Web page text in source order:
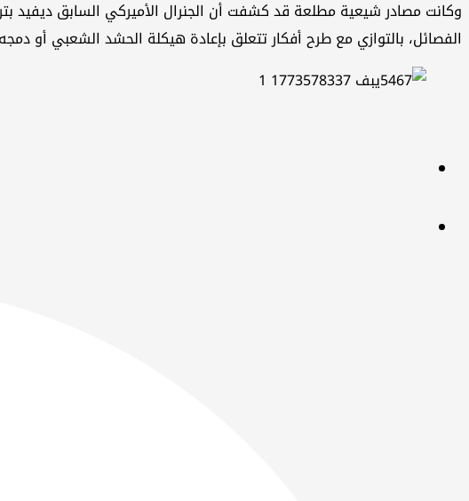
وكانت مصادر شيعية مطلعة قد كشفت أن الجنرال الأميركي السابق ديفيد
الفصائل، بالتوازي مع طرح أفكار تتعلق بإعادة هيكلة الحشد الشعبي أو